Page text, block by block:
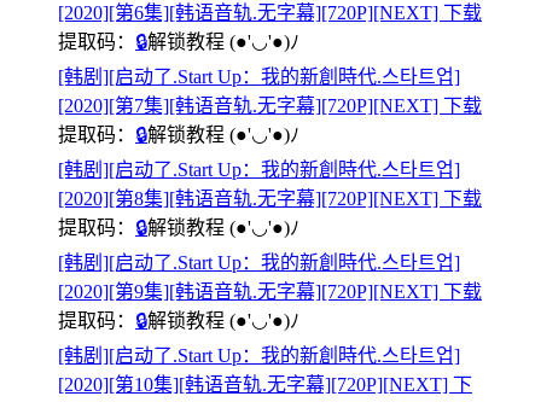
[2020][第6集][韩语音轨.无字幕][720P][NEXT] 下载
提取码： 🔒解锁教程 (●'◡'●)ﾉ
[韩剧][启动了.Start Up：我的新創時代.스타트업]
[2020][第7集][韩语音轨.无字幕][720P][NEXT] 下载
提取码： 🔒解锁教程 (●'◡'●)ﾉ
[韩剧][启动了.Start Up：我的新創時代.스타트업]
[2020][第8集][韩语音轨.无字幕][720P][NEXT] 下载
提取码： 🔒解锁教程 (●'◡'●)ﾉ
[韩剧][启动了.Start Up：我的新創時代.스타트업]
[2020][第9集][韩语音轨.无字幕][720P][NEXT] 下载
提取码： 🔒解锁教程 (●'◡'●)ﾉ
[韩剧][启动了.Start Up：我的新創時代.스타트업]
[2020][第10集][韩语音轨.无字幕][720P][NEXT] 下